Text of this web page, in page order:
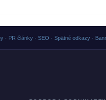
· PR články · SEO · Spätné odkazy ·